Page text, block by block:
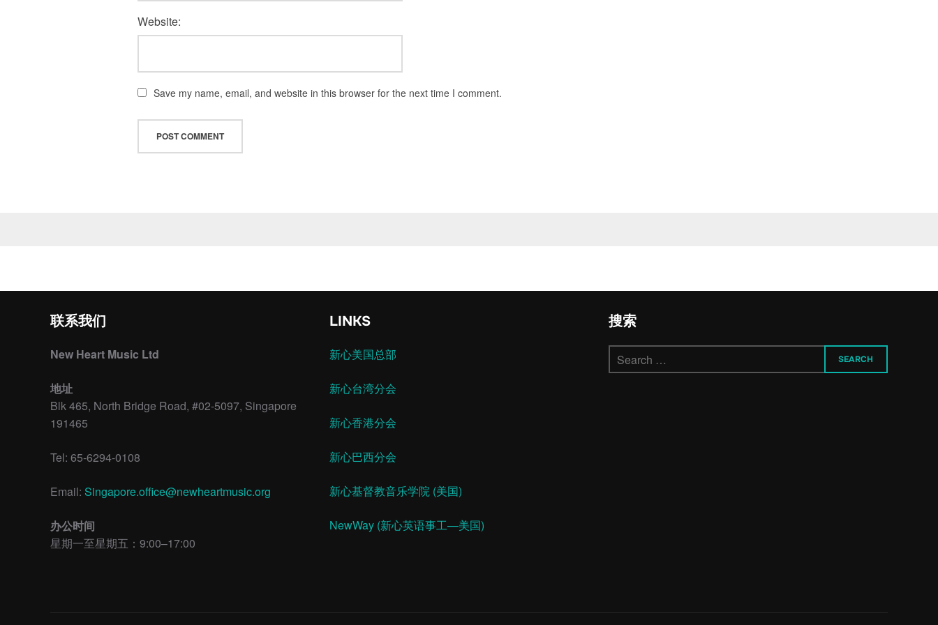
Website:
Save my name, email, and website in this browser for the next time I comment.
联系我们
New Heart Music Ltd
地址
Blk 465, North Bridge Road, #02-5097, Singapore
191465
Tel: 65-6294-0108
Email: Singapore.office@newheartmusic.org
办公时间
星期一至星期五：9:00–17:00
LINKS
新心美国总部
新心台湾分会
新心香港分会
新心巴西分会
新心基督教音乐学院 (美国)
NewWay (新心英语事工—美国)
搜索
Search
for:
SEARCH